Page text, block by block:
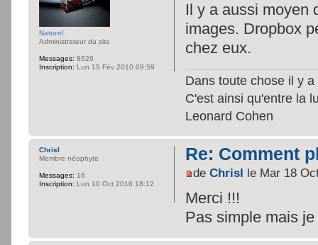
Il y a aussi moyen
images. Dropbox
chez eux.
Dans toute chose il y
C'est ainsi qu'entre la
Leonard Cohen
Naturel
Administrateur du site
Messages: 8626
Inscription: Lun 15 Fév 2010 09:59
Re: Comment
deChrisI le Mar 18
Merci !!!
Pas simple mais
ChrisI
Membre néophyte
Messages: 16
Inscription: Lun 10 Oct 2016 18:12